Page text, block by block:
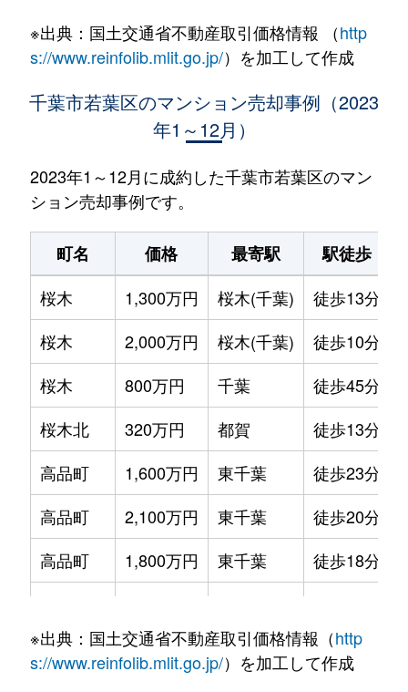
※出典：国土交通省不動産取引価格情報 （http
s://www.reinfolib.mlit.go.jp/）を加工して作成
千葉市若葉区のマンション売却事例（2023
年1～12月）
2023年1～12月に成約した千葉市若葉区のマン
ション売却事例です。
町名 価格 最寄駅 駅徒歩
桜木
1,300万円 桜木(千葉) 徒歩13分
桜木
2,000万円 桜木(千葉) 徒歩10分
桜木
800万円 千葉 徒歩45分
桜木北
320万円 都賀 徒歩13分
高品町
1,600万円 東千葉 徒歩23分
高品町
2,100万円 東千葉 徒歩20分
高品町
1,800万円 東千葉 徒歩18分
千城台北
1,600万円 千城台北 徒歩5分
※出典：国土交通省不動産取引価格情報（http
s://www.reinfolib.mlit.go.jp/）を加工して作成